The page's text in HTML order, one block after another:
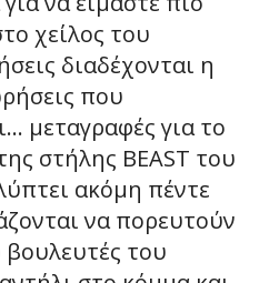
χείλος του
διαδέχονται η
που
μεταγραφές για το
στήλης BEAST του
ακόμη πέντε
να πορευτούν
του